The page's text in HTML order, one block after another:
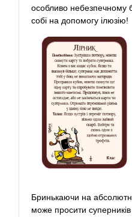
особливо небезпечному
собі на допомогу ілюзію!
Бринькаючи на
може просити